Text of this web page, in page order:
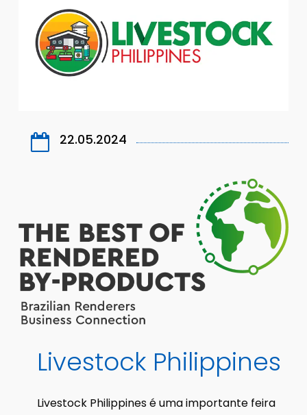
22.05.2024
Livestock Philippines
Livestock Philippines é uma importante feira